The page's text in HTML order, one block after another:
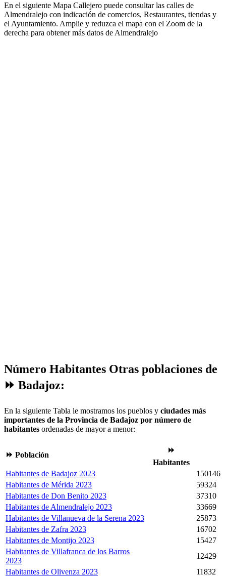
En el siguiente Mapa Callejero puede consultar las calles de
Almendralejo con indicación de comercios, Restaurantes, tiendas y
el Ayuntamiento. Amplie y reduzca el mapa con el Zoom de la
derecha para obtener más datos de Almendralejo
Número Habitantes Otras poblaciones de
⏩ Badajoz:
En la siguiente Tabla le mostramos los pueblos y ciudades más
importantes de la Provincia de Badajoz por número de
habitantes ordenadas de mayor a menor:
⏩ Población
⏩
Habitantes
Habitantes de Badajoz 2023
150146
Habitantes de Mérida 2023
59324
Habitantes de Don Benito 2023
37310
Habitantes de Almendralejo 2023
33669
Habitantes de Villanueva de la Serena 2023
25873
Habitantes de Zafra 2023
16702
Habitantes de Montijo 2023
15427
Habitantes de Villafranca de los Barros
2023
12429
Habitantes de Olivenza 2023
11832